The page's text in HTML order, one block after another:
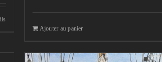
Ajouter au panier